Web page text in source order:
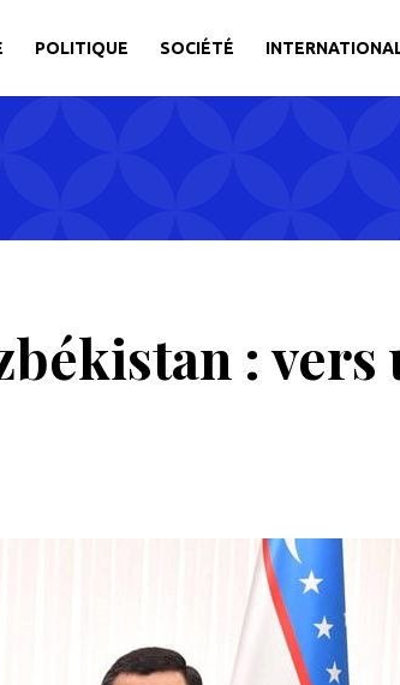
POLITIQUE SOCIÉTÉ
: